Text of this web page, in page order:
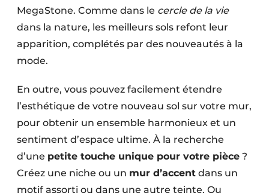
MegaStone. Comme dans le cercle de la vie
dans la nature, les meilleurs sols refont leur
apparition, complétés par des nouveautés à la
mode.
En outre, vous pouvez facilement étendre
l’esthétique de votre nouveau sol sur votre mur,
pour obtenir un ensemble harmonieux et un
sentiment d’espace ultime. À la recherche
d’une petite touche unique pour votre pièce ?
Créez une niche ou un mur d’accent dans un
motif assorti ou dans une autre teinte. Ou